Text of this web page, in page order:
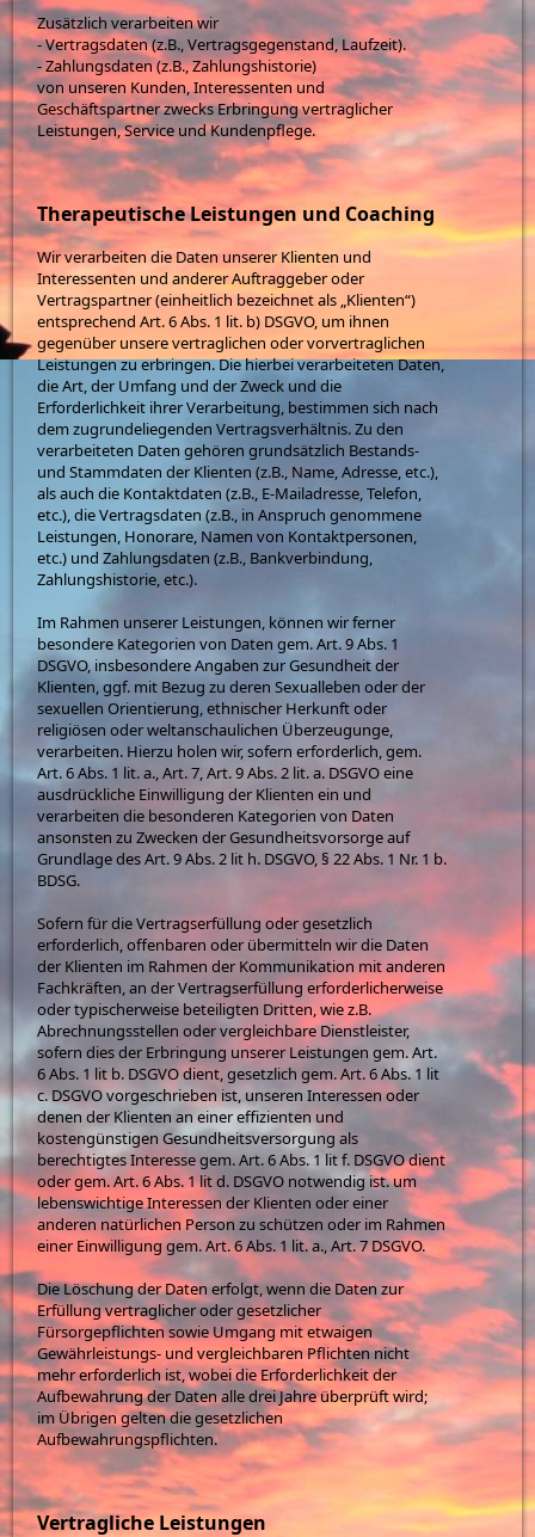
Zusätzlich verarbeiten wir
- Vertragsdaten (z.B., Vertragsgegenstand, Laufzeit).
- Zahlungsdaten (z.B., Zahlungshistorie)
von unseren Kunden, Interessenten und
Geschäftspartner zwecks Erbringung vertraglicher
Leistungen, Service und Kundenpflege.
Therapeutische Leistungen und Coaching
Wir verarbeiten die Daten unserer Klienten und
Interessenten und anderer Auftraggeber oder
Vertragspartner (einheitlich bezeichnet als „Klienten“)
entsprechend Art. 6 Abs. 1 lit. b) DSGVO, um ihnen
gegenüber unsere vertraglichen oder vorvertraglichen
Leistungen zu erbringen. Die hierbei verarbeiteten Daten,
die Art, der Umfang und der Zweck und die
Erforderlichkeit ihrer Verarbeitung, bestimmen sich nach
dem zugrundeliegenden Vertragsverhältnis. Zu den
verarbeiteten Daten gehören grundsätzlich Bestands-
und Stammdaten der Klienten (z.B., Name, Adresse, etc.),
als auch die Kontaktdaten (z.B., E-Mailadresse, Telefon,
etc.), die Vertragsdaten (z.B., in Anspruch genommene
Leistungen, Honorare, Namen von Kontaktpersonen,
etc.) und Zahlungsdaten (z.B., Bankverbindung,
Zahlungshistorie, etc.).
Im Rahmen unserer Leistungen, können wir ferner
besondere Kategorien von Daten gem. Art. 9 Abs. 1
DSGVO, insbesondere Angaben zur Gesundheit der
Klienten, ggf. mit Bezug zu deren Sexualleben oder der
sexuellen Orientierung, ethnischer Herkunft oder
religiösen oder weltanschaulichen Überzeugunge,
verarbeiten. Hierzu holen wir, sofern erforderlich, gem.
Art. 6 Abs. 1 lit. a., Art. 7, Art. 9 Abs. 2 lit. a. DSGVO eine
ausdrückliche Einwilligung der Klienten ein und
verarbeiten die besonderen Kategorien von Daten
ansonsten zu Zwecken der Gesundheitsvorsorge auf
Grundlage des Art. 9 Abs. 2 lit h. DSGVO, § 22 Abs. 1 Nr. 1 b.
BDSG.
Sofern für die Vertragserfüllung oder gesetzlich
erforderlich, offenbaren oder übermitteln wir die Daten
der Klienten im Rahmen der Kommunikation mit anderen
Fachkräften, an der Vertragserfüllung erforderlicherweise
oder typischerweise beteiligten Dritten, wie z.B.
Abrechnungsstellen oder vergleichbare Dienstleister,
sofern dies der Erbringung unserer Leistungen gem. Art.
6 Abs. 1 lit b. DSGVO dient, gesetzlich gem. Art. 6 Abs. 1 lit
c. DSGVO vorgeschrieben ist, unseren Interessen oder
denen der Klienten an einer effizienten und
kostengünstigen Gesundheitsversorgung als
berechtigtes Interesse gem. Art. 6 Abs. 1 lit f. DSGVO dient
oder gem. Art. 6 Abs. 1 lit d. DSGVO notwendig ist. um
lebenswichtige Interessen der Klienten oder einer
anderen natürlichen Person zu schützen oder im Rahmen
einer Einwilligung gem. Art. 6 Abs. 1 lit. a., Art. 7 DSGVO.
Die Löschung der Daten erfolgt, wenn die Daten zur
Erfüllung vertraglicher oder gesetzlicher
Fürsorgepflichten sowie Umgang mit etwaigen
Gewährleistungs- und vergleichbaren Pflichten nicht
mehr erforderlich ist, wobei die Erforderlichkeit der
Aufbewahrung der Daten alle drei Jahre überprüft wird;
im Übrigen gelten die gesetzlichen
Aufbewahrungspflichten.
Vertragliche Leistungen